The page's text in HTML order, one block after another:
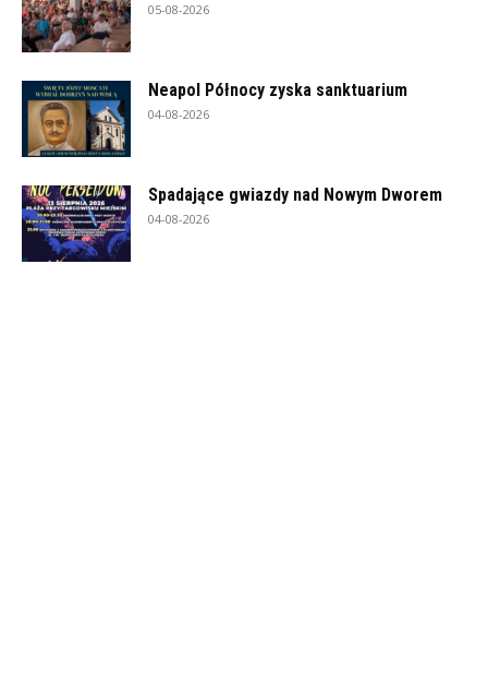
05-08-2026
Neapol Północy zyska sanktuarium
04-08-2026
Spadające gwiazdy nad Nowym Dworem
04-08-2026